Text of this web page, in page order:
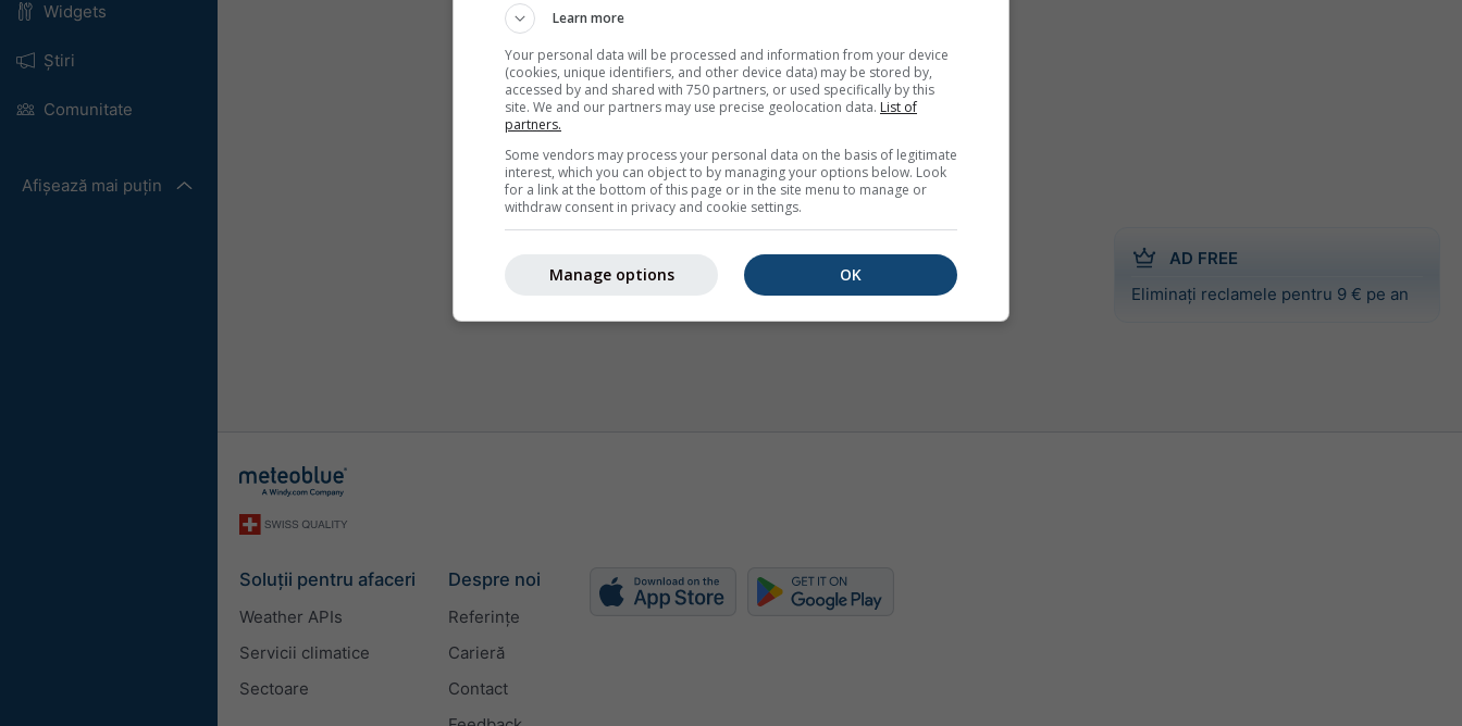
Widgets
Știri
Comunitate
Afișează mai puțin
AD FREE
Eliminați reclamele pentru 9 € pe an
Soluții pentru afaceri
Weather APIs
Servicii climatice
Sectoare
Despre noi
Referințe
Carieră
Contact
Learn more
Your personal data will be processed and information from your device
(cookies, unique identifiers, and other device data) may be stored by,
accessed by and shared with 750 partners, or used specifically by this
site. We and our partners may use precise geolocation data. List of
partners.
Some vendors may process your personal data on the basis of legitimate
interest, which you can object to by managing your options below. Look
for a link at the bottom of this page or in the site menu to manage or
withdraw consent in privacy and cookie settings.
OK
Manage options